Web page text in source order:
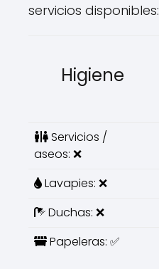
servicios disponibles:
Higiene
Servicios /
aseos: ❌
Lavapies: ❌
Duchas: ❌
Papeleras: ✅